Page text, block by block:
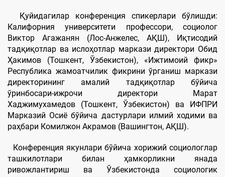
Қуйидагилар конференция спикерлари бўлишди:
Калифорния университети профессори, социолог
Виктор Агажанян (Лос-Анжелес, АҚШ), Иқтисодий
тадқиқотлар ва ислоҳотлар маркази директори Обид
Ҳакимов (Тошкент, Ўзбекистон), «Ижтимоий фикр»
Республика жамоатчилик фикрини ўрганиш маркази
директорининг амалий тадқиқотлар бўйича
ўринбосари-ижрочи директори Марат
Хаджимухамедов (Тошкент, Ўзбекистон) ва ИФПРИ
Марказий Осиё бўйича дастурлари илмий ходими ва
раҳбари Комилжон Акрамов (Вашингтон, АҚШ).
Конференция якунлари бўйича хорижий социологлар
ташкилотлари билан ҳамкорликни янада
ривожлантириш ва Ўзбекистонда социологик